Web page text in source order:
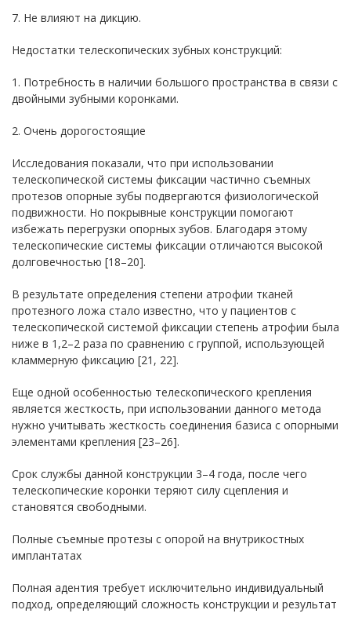
7. Не влияют на дикцию.
Недостатки телескопических зубных конструкций:
1. Потребность в наличии большого пространства в связи с
двойными зубными коронками.
2. Очень дорогостоящие
Исследования показали, что при использовании
телескопической системы фиксации частично съемных
протезов опорные зубы подвергаются физиологической
подвижности. Но покрывные конструкции помогают
избежать перегрузки опорных зубов. Благодаря этому
телескопические системы фиксации отличаются высокой
долговечностью [18–20].
В результате определения степени атрофии тканей
протезного ложа стало известно, что у пациентов с
телескопической системой фиксации степень атрофии была
ниже в 1,2–2 раза по сравнению с группой, использующей
кламмерную фиксацию [21, 22].
Еще одной особенностью телескопического крепления
является жесткость, при использовании данного метода
нужно учитывать жесткость соединения базиса с опорными
элементами крепления [23–26].
Срок службы данной конструкции 3–4 года, после чего
телескопические коронки теряют силу сцепления и
становятся свободными.
Полные съемные протезы с опорой на внутрикостных
имплантатах
Полная адентия требует исключительно индивидуальный
подход, определяющий сложность конструкции и результат